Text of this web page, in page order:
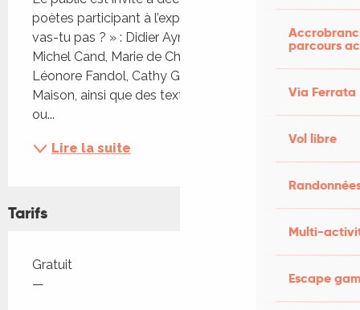
parcours
Via Ferrata
Vol libre
Multi-
Escape
poètes participant à l’exposition «Itinérance, où ne
vas-tu pas ? » : Didier Ayres, Anne-France Badoui,
Michel Cand, Marie de Châlus, Annie Dana,
Léonore Fandol, Cathy Garcia-Canalès, Jean
Maison, ainsi que des textes d’artistes plasticiens
ou...
Lire la suite
Tarifs
Tarifs 2026
Gratuit
—